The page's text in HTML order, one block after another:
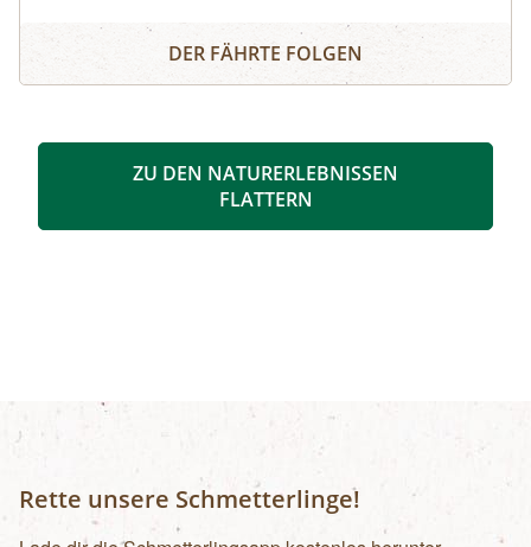
Moorkomplex Österreichs finden seltene Tiere
und Pflanzen ideale Lebensbedingungen. Wir
Moorgeheimnis.Infos und Buchung:
Irrlichter und Moorgeister
DER FÄHRTE FOLGEN
ZU DEN NATURERLEBNISSEN
FLATTERN
Rette unsere Schmetterlinge!